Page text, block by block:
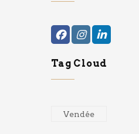
Tag Cloud
Vendée